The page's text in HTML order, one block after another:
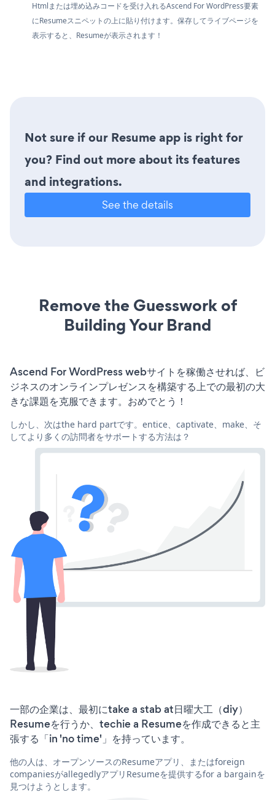
Htmlまたは埋め込みコードを受け入れるAscend For WordPress要素
にResumeスニペットの上に貼り付けます。保存してライブページを
表示すると、Resumeが表示されます！
Not sure if our Resume app is right for
you? Find out more about its features
and integrations.
See the details
Remove the Guesswork of
Building Your Brand
Ascend For WordPress webサイトを稼働させれば、ビ
ジネスのオンラインプレゼンスを構築する上での最初の大
きな課題を克服できます。おめでとう！
しかし、次はthe hard partです。entice、captivate、make、そ
してより多くの訪問者をサポートする方法は？
一部の企業は、最初にtake a stab at日曜大工（diy）
Resumeを行うか、techie a Resumeを作成できると主
張する「in 'no time'」を持っています。
他の人は、オープンソースのResumeアプリ、またはforeign
companiesがallegedlyアプリResumeを提供するfor a bargainを
見つけようとします。